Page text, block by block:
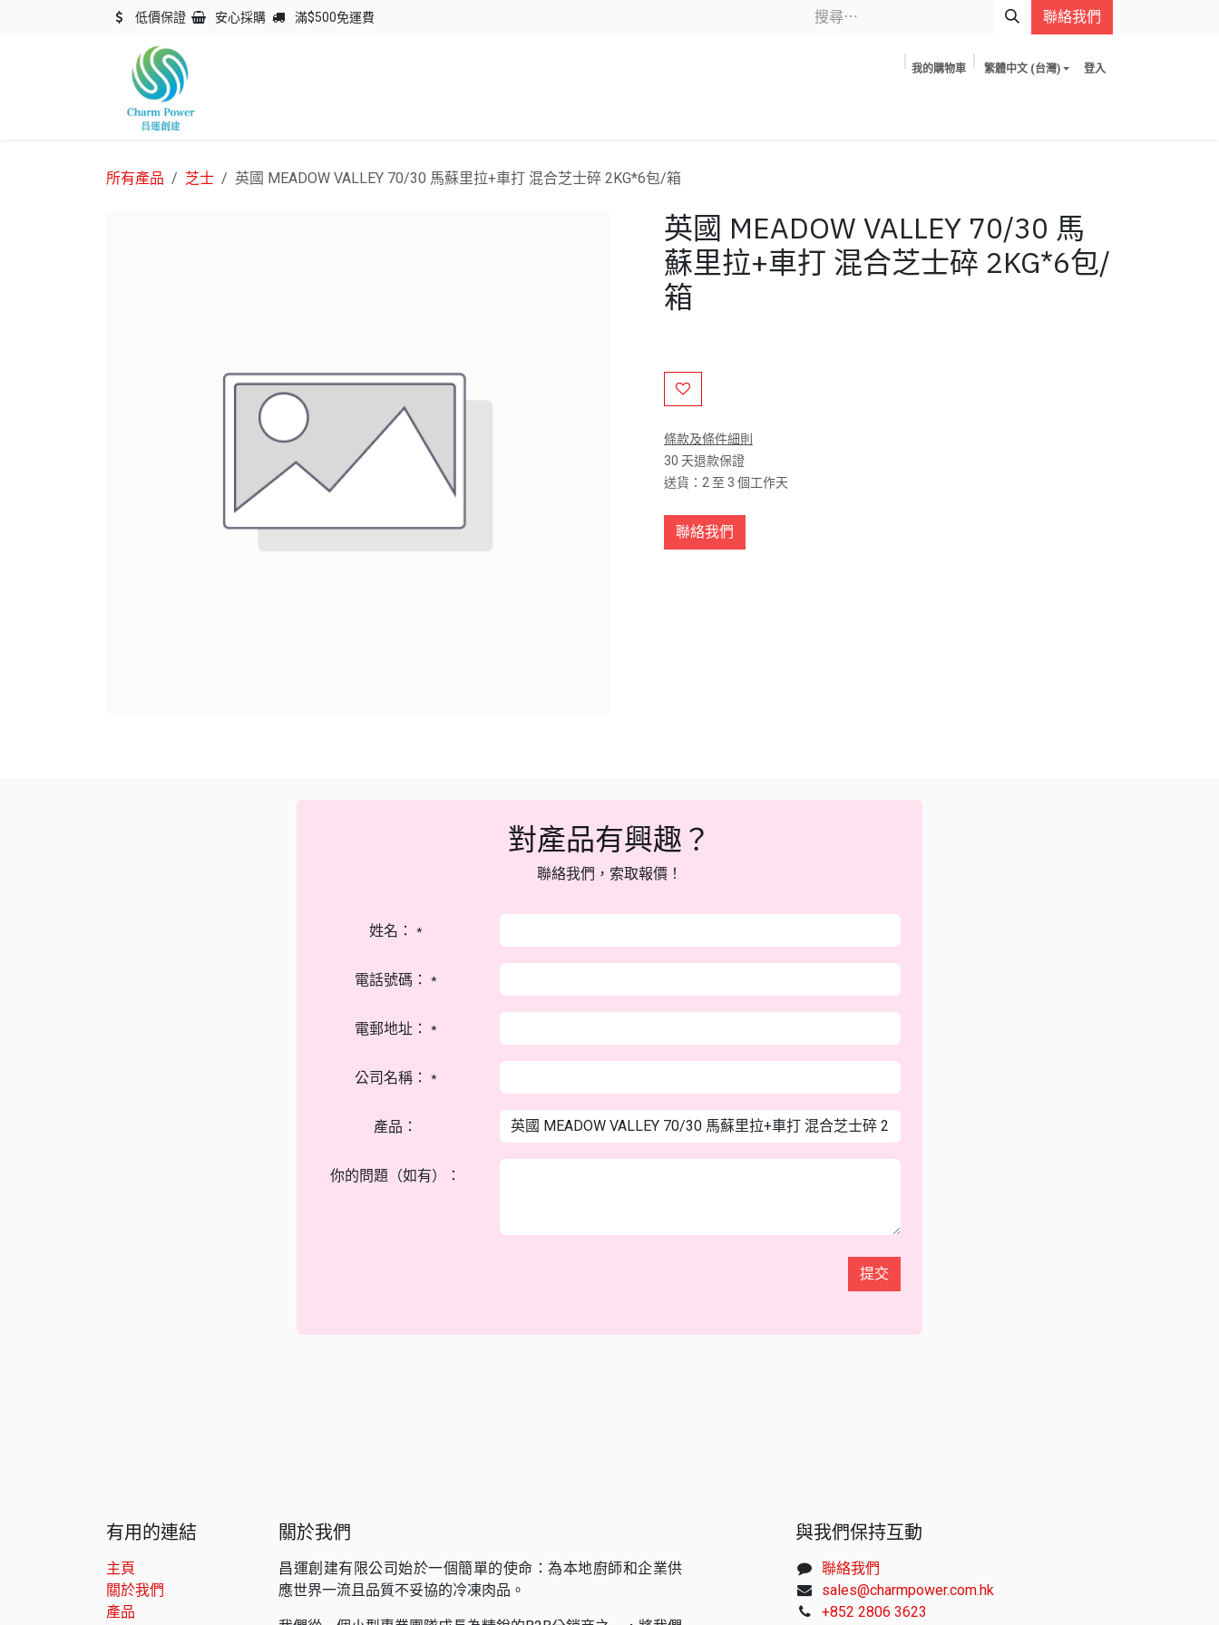
低價保證 安心採購 滿$500免運費 聯絡我們
我的購物車 繁體中文 (台灣) 登入
所有產品 芝士 英國 MEADOW VALLEY 70/30 馬蘇里拉+車打 混合芝士碎 2KG*6包/箱
英國 MEADOW VALLEY 70/30 馬
蘇里拉+車打 混合芝士碎 2KG*6包/
箱
條款及條件細則
30 天退款保證
送貨：2 至 3 個工作天
聯絡我們
對產品有興趣？
聯絡我們，索取報價！
姓名： *
電話號碼： *
電郵地址： *
公司名稱： *
產品：
你的問題（如有）：
提交
有用的連結
主頁
關於我們
產品
關於我們
昌運創建有限公司始於一個簡單的使命：為本地廚師和企業供
應世界一流且品質不妥協的冷凍肉品。
與我們保持互動
聯絡我們
sales@charmpower.com.hk
+852 2806 3623